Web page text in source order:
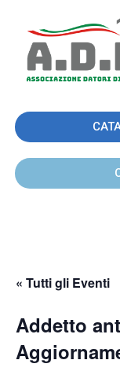
« Tutti gli Eventi
Addetto